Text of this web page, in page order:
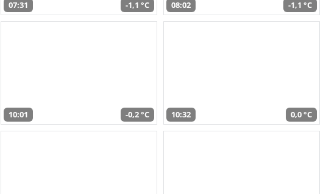
07:31 -1,1 °C 08:02 -1,1 °C
10:01 -0,2 °C 10:32 0,0 °C